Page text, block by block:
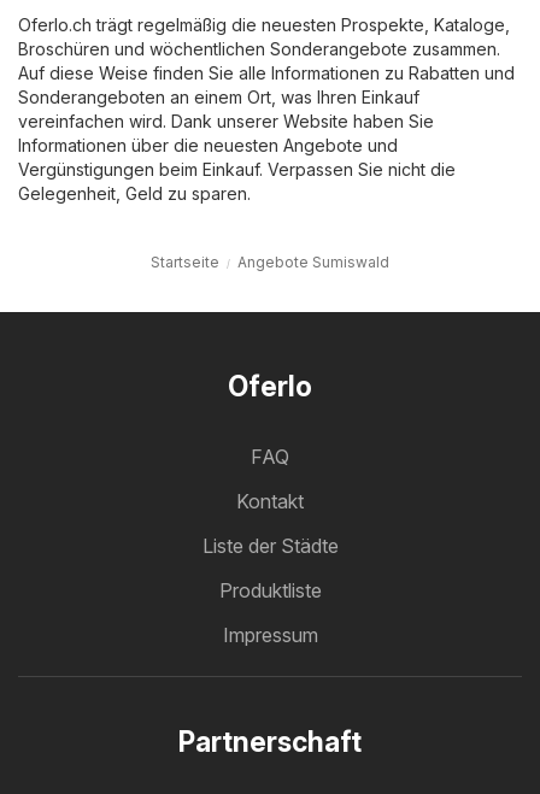
Oferlo.ch trägt regelmäßig die neuesten Prospekte, Kataloge,
Broschüren und wöchentlichen Sonderangebote zusammen.
Auf diese Weise finden Sie alle Informationen zu Rabatten und
Sonderangeboten an einem Ort, was Ihren Einkauf
vereinfachen wird. Dank unserer Website haben Sie
Informationen über die neuesten Angebote und
Vergünstigungen beim Einkauf. Verpassen Sie nicht die
Gelegenheit, Geld zu sparen.
Startseite Angebote Sumiswald
Oferlo
FAQ
Kontakt
Liste der Städte
Produktliste
Impressum
Partnerschaft